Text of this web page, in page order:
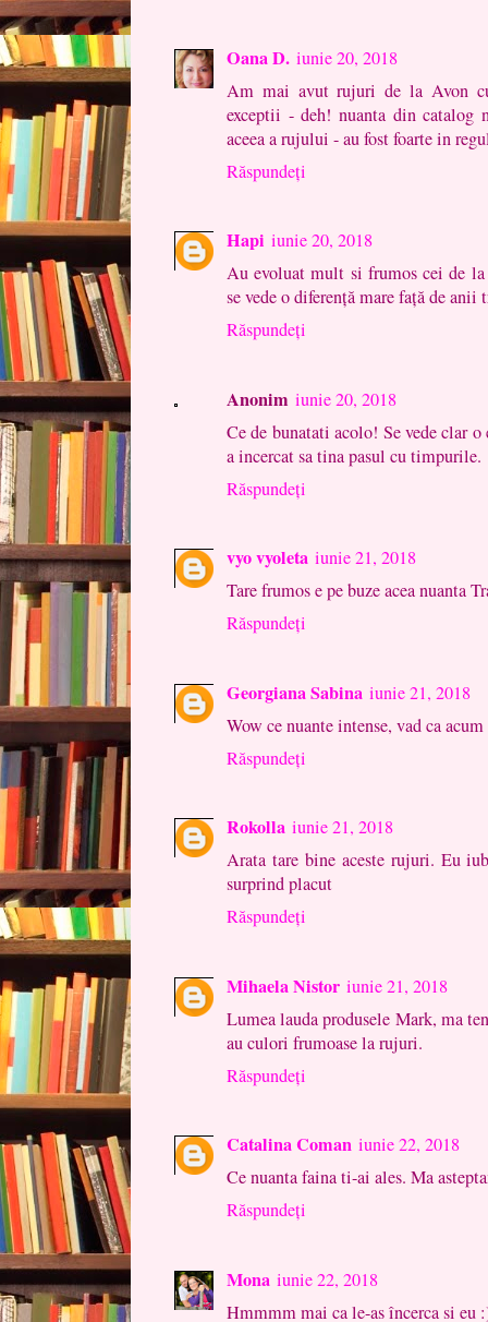
Oana D. iunie 20, 2018
Am mai avut rujuri de la Avon
exceptii - deh! nuanta din catalog
aceea a rujului - au fost foarte in
Răspundeți
Hapi iunie 20, 2018
Au evoluat mult si frumos cei de
se vede o diferență mare față de anii
Răspundeți
Anonim iunie 20, 2018
Ce de bunatati acolo! Se vede clar
a incercat sa tina pasul cu timpurile.
Răspundeți
vyo vyoleta iunie 21, 2018
Tare frumos e pe buze acea nuanta
Răspundeți
Georgiana Sabina iunie 21, 2018
Wow ce nuante intense, vad ca
Răspundeți
Rokolla iunie 21, 2018
Arata tare bine aceste rujuri. Eu
surprind placut
Răspundeți
Mihaela Nistor iunie 21, 2018
Lumea lauda produsele Mark, ma
au culori frumoase la rujuri.
Răspundeți
Catalina Coman iunie 22, 2018
Ce nuanta faina ti-ai ales. Ma
Răspundeți
Mona iunie 22, 2018
Hmmmm mai ca le-as încerca si eu